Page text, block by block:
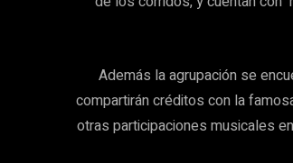
Además la agrupación se
compartirán créditos con la
otras participaciones musicales